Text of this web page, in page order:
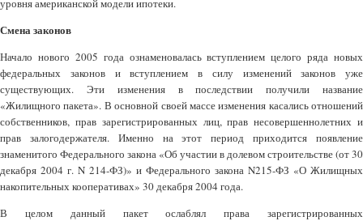
уровня американской модели ипотеки.
Смена законов
Начало нового 2005 года ознаменовалась вступлением целого ряда новых
федеральных законов и вступлением в силу изменений законов уже
существующих. Эти изменения в последствии получили название
«Жилищного пакета». В основной своей массе изменения касались отношений
собственников, прав зарегистрированных лиц, прав несовершеннолетних и
прав залогодержателя. Именно на этот период приходится появление
знаменитого Федерального закона «Об участии в долевом строительстве (от 30
декабря 2004 г. N 214-ФЗ)» и Федерального закона N215-ФЗ «О Жилищных
накопительных кооперативах» 30 декабря 2004 года.
В целом данный пакет ослаблял права зарегистрированных